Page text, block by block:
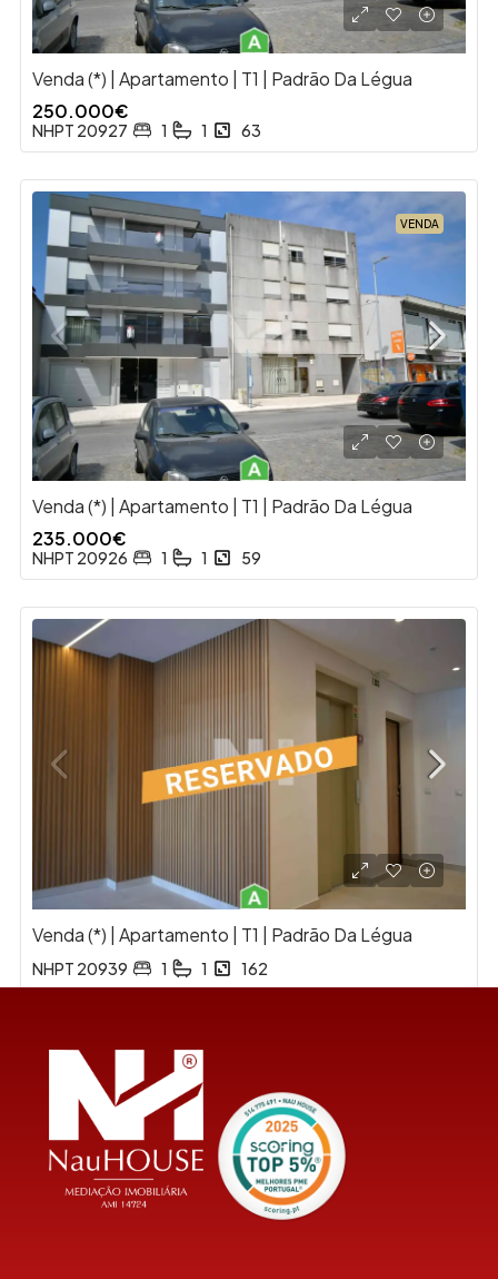
Venda (*) | Apartamento | T1 | Padrão Da Légua
250.000€
NHPT 20927 1 1 63
VENDA
Venda (*) | Apartamento | T1 | Padrão Da Légua
235.000€
NHPT 20926 1 1 59
Venda (*) | Apartamento | T1 | Padrão Da Légua
NHPT 20939 1 1 162